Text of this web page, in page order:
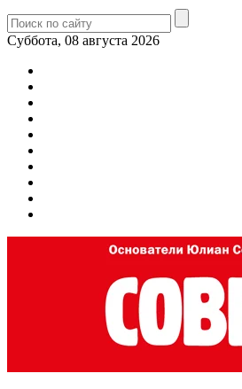
Суббота, 08 августа 2026